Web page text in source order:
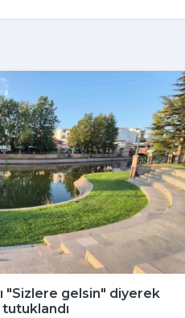
"Sizlere gelsin" diyerek
tutuklandı